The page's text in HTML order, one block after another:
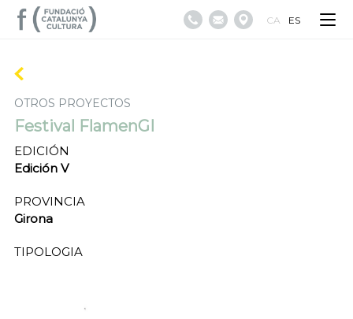
CA ES
OTROS PROYECTOS
Festival FlamenGI
EDICIÓN
Edición V
PROVINCIA
Girona
TIPOLOGIA